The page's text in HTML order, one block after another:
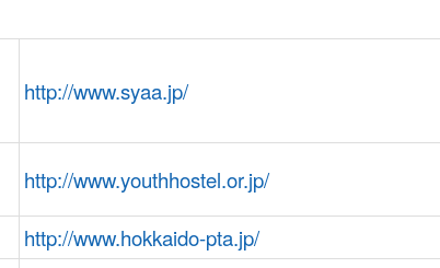
http://www.syaa.jp/
http://www.youthhostel.or.jp/
http://www.hokkaido-pta.jp/